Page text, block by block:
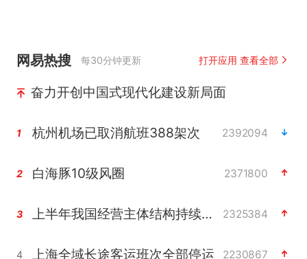
网易热搜 每30分钟更新 打开应用 查看全部
奋力开创中国式现代化建设新局面
1 杭州机场已取消航班388架次 2392094
2 白海豚10级风圈 2371800
3 上半年我国经营主体结构持续优化 2325384
4 上海全域长途客运班次全部停运 2230867